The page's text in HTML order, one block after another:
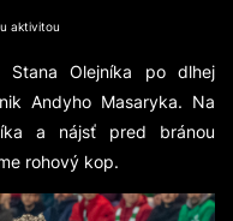
aktivitou
Stana Olejníka po dlhej
Andyho Masaryka. Na
a nájsť pred bránou
rohový kop.